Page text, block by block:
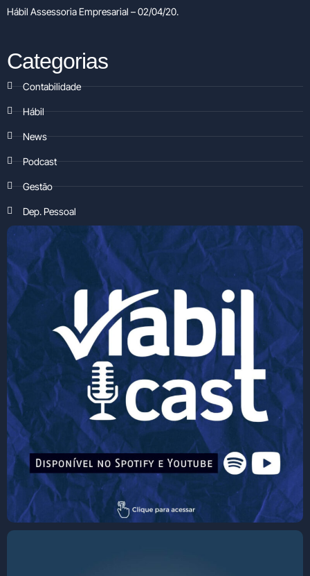
Hábil Assessoria Empresarial – 02/04/20.
Categorias
Contabilidade
Hábil
News
Podcast
Gestão
Dep. Pessoal